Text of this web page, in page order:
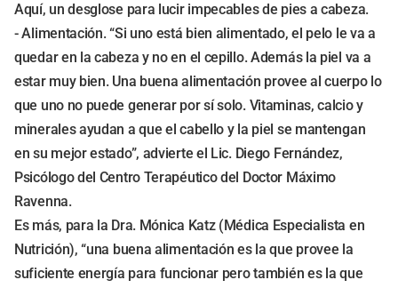
Aquí, un desglose para lucir impecables de pies a cabeza.
- Alimentación. “Si uno está bien alimentado, el pelo le va a
quedar en la cabeza y no en el cepillo. Además la piel va a
estar muy bien. Una buena alimentación provee al cuerpo lo
que uno no puede generar por sí solo. Vitaminas, calcio y
minerales ayudan a que el cabello y la piel se mantengan
en su mejor estado”, advierte el Lic. Diego Fernández,
Psicólogo del Centro Terapéutico del Doctor Máximo
Ravenna.
Es más, para la Dra. Mónica Katz (Médica Especialista en
Nutrición), “una buena alimentación es la que provee la
suficiente energía para funcionar pero también es la que